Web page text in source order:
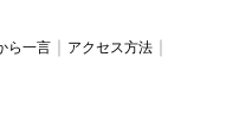
ら一言
アクセス方法